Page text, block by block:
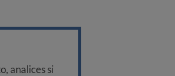
analices si